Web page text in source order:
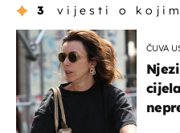
3 vijesti o
ČUVA